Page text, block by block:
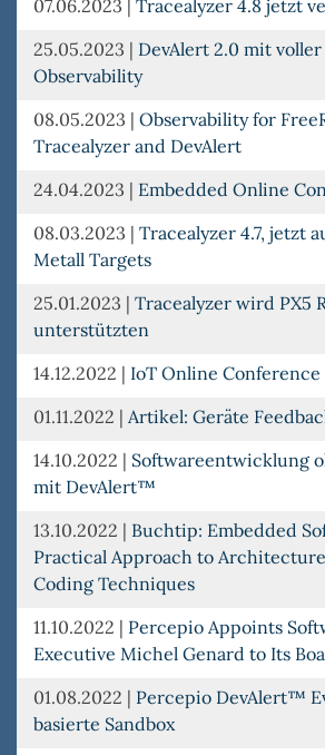
07.06.2023
Tracealyzer 4.8 jetzt
25.05.2023 | DevAlert 2.0 mit voller
Observability
08.05.2023 | Observability for
Tracealyzer and DevAlert
24.04.2023 | Embedded Online
08.03.2023 | Tracealyzer 4.7, jetzt
Metall Targets
25.01.2023 | Tracealyzer wird PX5
unterstützten
14.12.2022 | IoT Online Conference
01.11.2022 | Artikel: Geräte
14.10.2022 | Softwareentwicklung
mit DevAlert™
13.10.2022 | Buchtip: Embedded
Practical Approach to
Coding Techniques
11.10.2022 | Percepio Appoints
Executive Michel Genard to Its
01.08.2022 | Percepio DevAlert™
basierte Sandbox